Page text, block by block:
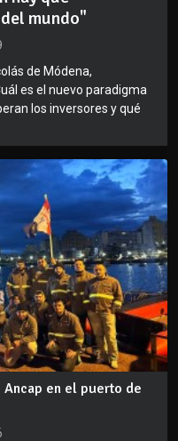
mundo"
de Módena,
es el nuevo paradigma
los inversores y qué
en el puerto de